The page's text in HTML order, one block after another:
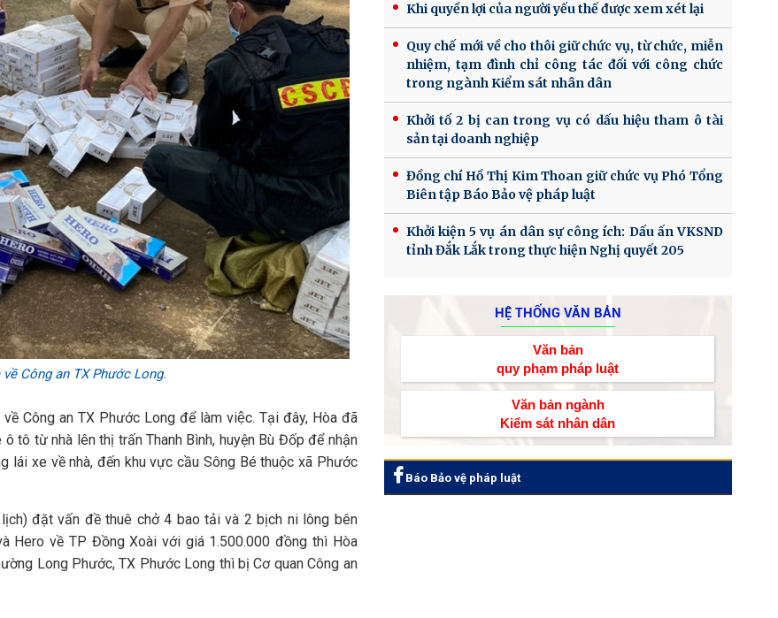
Công an TX Phước Long.
Công an TX Phước Long để làm việc. Tại đây, Hòa đã
tô từ nhà lên thị trấn Thanh Bình, huyện Bù Đốp để nhận
lái xe về nhà, đến khu vực cầu Sông Bé thuộc xã Phước
đặt vấn đề thuê chở 4 bao tải và 2 bịch ni lông bên
Hero về TP Đồng Xoài với giá 1.500.000 đồng thì Hòa
Long Phước, TX Phước Long thì bị Cơ quan Công an
Khi quyền lợi của người yếu thế được xem xét lại
Quy chế mới về cho thôi giữ chức vụ, từ chức, miễn
nhiệm, tạm đình chỉ công tác đối với công chức
trong ngành Kiểm sát nhân dân
Khởi tố 2 bị can trong vụ có dấu hiệu tham ô tài
sản tại doanh nghiệp
Đồng chí Hồ Thị Kim Thoan giữ chức vụ Phó Tổng
Biên tập Báo Bảo vệ pháp luật
Khởi kiện 5 vụ án dân sự công ích: Dấu ấn VKSND
tỉnh Đắk Lắk trong thực hiện Nghị quyết 205
HỆ THỐNG VĂN BẢN
Văn bản
quy phạm pháp luật
Văn bản ngành
Kiểm sát nhân dân
Báo Bảo vệ pháp luật